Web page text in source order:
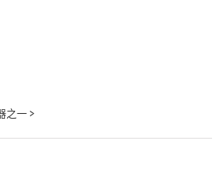
之一 >